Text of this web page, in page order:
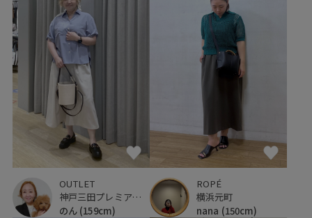
OUTLET
神戸三田プレミアム・アウトレット
のん (159cm)
ROPÉ
横浜元町
nana (150cm)